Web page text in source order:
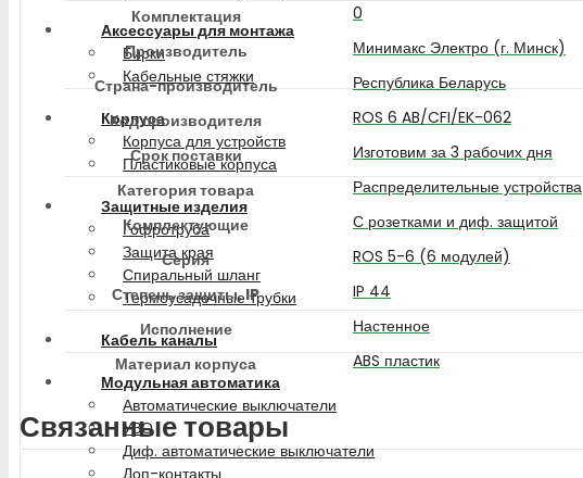
Аксессуары для монтажа
Бирки
Кабельные стяжки
Корпуса
Корпуса для устройств
Пластиковые корпуса
Защитные изделия
Гофротруба
Защита края
Спиральный шланг
Термоусадочные трубки
Кабель каналы
Модульная автоматика
Автоматические выключатели
УЗО
Диф. автоматические выключатели
Доп-контакты
Комплектация
0
Производитель
Минимакс Электро (г. Минск)
Страна-производитель
Республика Беларусь
Код производителя
ROS 6 AB/CFI/EK-062
Срок поставки
Изготовим за 3 рабочих дня
Категория товара
Распределительные устройства
Комплектующие
С розетками и диф. защитой
Серия
ROS 5-6 (6 модулей)
Степень защиты, IP
IP 44
Исполнение
Настенное
Материал корпуса
ABS пластик
Связанные товары